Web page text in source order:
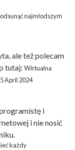
najmłodszym
ale też polecam
tutaj: Wirtualna
April 2024
i
i nie nosić
każdy